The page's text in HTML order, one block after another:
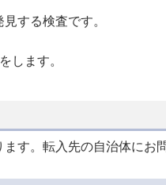
する検査です。
します。
す。転入先の自治体にお